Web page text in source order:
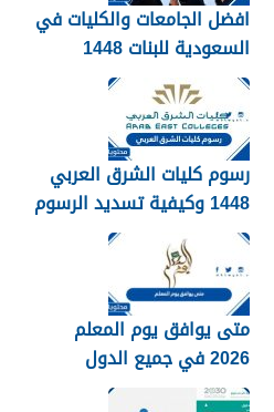
افضل الجامعات والكليات في
السعودية للبنات 1448
رسوم كليات الشرق العربي
1448 وكيفية تسديد الرسوم
متى يوافق يوم المعلم
2026 في جميع الدول
العربية